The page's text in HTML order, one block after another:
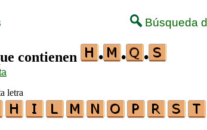
Búsqueda
contienen • • •
letra